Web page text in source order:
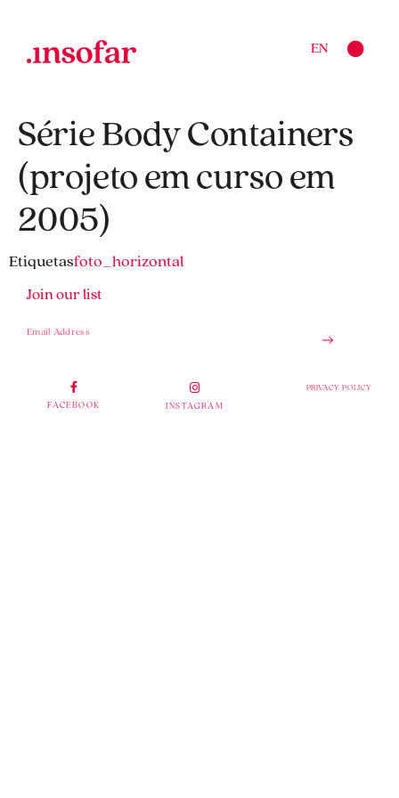
EN
Série Body Containers
(projeto em curso em
2005)
Etiquetasfoto_horizontal
Join our list
FACEBOOK INSTAGRAM
PRIVACY POLICY